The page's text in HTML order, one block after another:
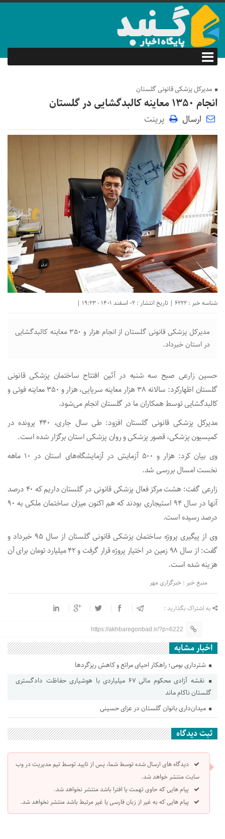
مدیرکل پزشکی قانونی گلستان
انجام ۱۳۵۰ معاینه کالبدگشایی در گلستان
ارسال پرینت
شناسه خبر : 6222 | تاریخ انتشار : 02 اسفند 1401 - 19:23 |
مدیرکل پزشکی قانونی گلستان از انجام هزار و ۳۵۰ معاینه کالبدگشایی
در استان خبرداد.
حسین زارعی صبح سه شنبه در آئین افتتاح ساختمان پزشکی قانونی
گلستان اظهارکرد: سالانه ۳۸ هزار معاینه سرپایی، هزار و ۳۵۰ معاینه فوتی و
کالبدگشایی توسط همکاران ما در گلستان انجام می‌شود.
مدیرکل پزشکی قانونی گلستان افزود: طی سال جاری، ۴۴۰ پرونده در
کمیسیون پزشکی، قصور پزشکی و روان پزشکی استان برگزار شده است.
وی بیان کرد: هزار و ۵۰۰ آزمایش در آزمایشگاه‌های استان در ۱۰ ماهه
نخست امسال بررسی شد.
زارعی گفت: هشت مرکز فعال پزشکی قانونی در گلستان داریم که ۴۰ درصد
آنها در سال ۹۴ استیجاری بودند که هم اکنون میزان ساختمان ملکی به ۹۰
درصد رسیده است.
وی از پیگیری پروژه ساختمان پزشکی قانونی گلستان از سال ۹۵ خبرداد و
گفت: از سال ۹۸ زمین در اختیار پروژه قرار گرفت و ۴۲ میلیارد تومان برای آن
هزینه شده است.
منبع خبر : خبرگزاری مهر
به اشتراک بگذارید :
https://akhbaregonbad.ir/?p=6222
اخبار مشابه
شترداری بومی؛ راهکار احیای مراتع و کاهش ریزگردها
نقشه آزادی محکوم مالی ۶۷ میلیاردی با هوشیاری حفاظت دادگستری
گلستان ناکام ماند
میدان‌داری بانوان گلستان در عزای حسینی
ثبت دیدگاه
دیدگاه های ارسال شده توسط شما، پس از تایید توسط تیم مدیریت در وب
سایت منتشر خواهد شد.
پیام هایی که حاوی تهمت یا افترا باشد منتشر نخواهد شد.
پیام هایی که به غیر از زبان فارسی یا غیر مرتبط باشد منتشر نخواهد شد.